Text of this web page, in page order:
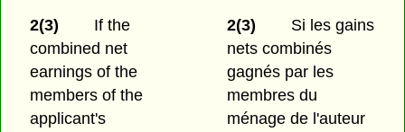
2(3)
If the
combined net
earnings of the
members of the
applicant's
2(3)
Si les gains
nets combinés
gagnés par les
membres du
ménage de l'auteur